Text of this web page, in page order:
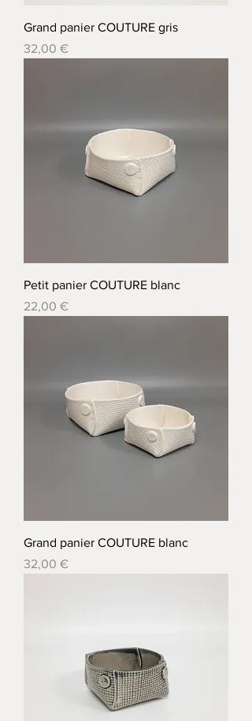
Grand panier COUTURE gris
Prix
32,00 €
Petit panier COUTURE blanc
Prix
22,00 €
Grand panier COUTURE blanc
Prix
32,00 €